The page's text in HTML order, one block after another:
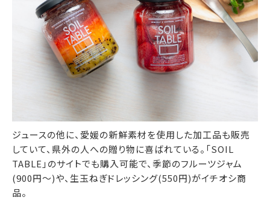
ジュースの他に、愛媛の新鮮素材を使用した加工品も販売
していて、県外の人への贈り物に喜ばれている。「SOIL
TABLE」のサイトでも購入可能で、季節のフルーツジャム
(900円～)や、生玉ねぎドレッシング(550円)がイチオシ商
品。